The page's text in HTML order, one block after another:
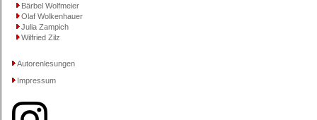
Bärbel Wolfmeier
Olaf Wolkenhauer
Julia Zampich
Wilfried Zilz
Autorenlesungen
Impressum